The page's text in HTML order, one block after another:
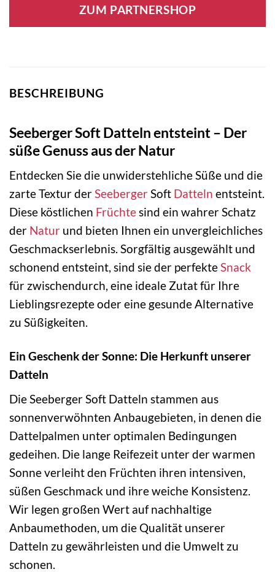
ZUM PARTNERSHOP
BESCHREIBUNG
Seeberger Soft Datteln entsteint – Der
süße Genuss aus der Natur
Entdecken Sie die unwiderstehliche Süße und die
zarte Textur derSeebergerSoft Datteln entsteint.
Diese köstlichen Früchtesind ein wahrer Schatz
der Natur und bieten Ihnen ein unvergleichliches
Geschmackserlebnis. Sorgfältig ausgewählt und
schonend entsteint, sind sie der perfekteSnack
für zwischendurch, eine ideale Zutat für Ihre
Lieblingsrezepte oder eine gesunde Alternative
zu Süßigkeiten.
Ein Geschenk der Sonne: Die Herkunft unserer
Datteln
Die Seeberger Soft Datteln stammen aus
sonnenverwöhnten Anbaugebieten, in denen die
Dattelpalmen unter optimalen Bedingungen
gedeihen. Die lange Reifezeit unter der warmen
Sonne verleiht den Früchten ihren intensiven,
süßen Geschmack und ihre weiche Konsistenz.
Wir legen großen Wert auf nachhaltige
Anbaumethoden, um die Qualität unserer
Datteln zu gewährleisten und die Umwelt zu
schonen.